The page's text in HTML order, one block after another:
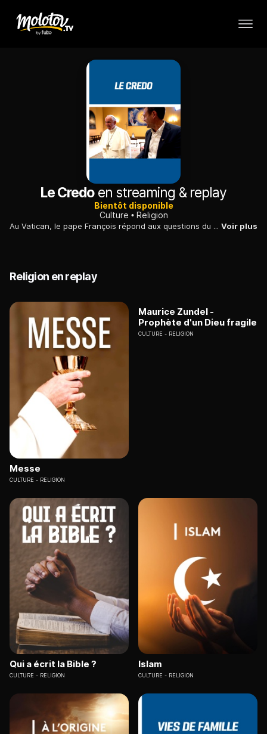
Le Credoen streaming & replay
Bientôt disponible
Culture
Religion
Au Vatican, le pape François répond aux questions du père Marco Pozza, sur le Credo tel qu'il a été mis en forme par le Symbole des apôtres. Voir plus
Religion en replay
Messe
CULTURE RELIGION
Maurice Zundel -
Prophète d'un Dieu fragile
CULTURE RELIGION
Qui a écrit la Bible ?
CULTURE RELIGION
Islam
CULTURE RELIGION